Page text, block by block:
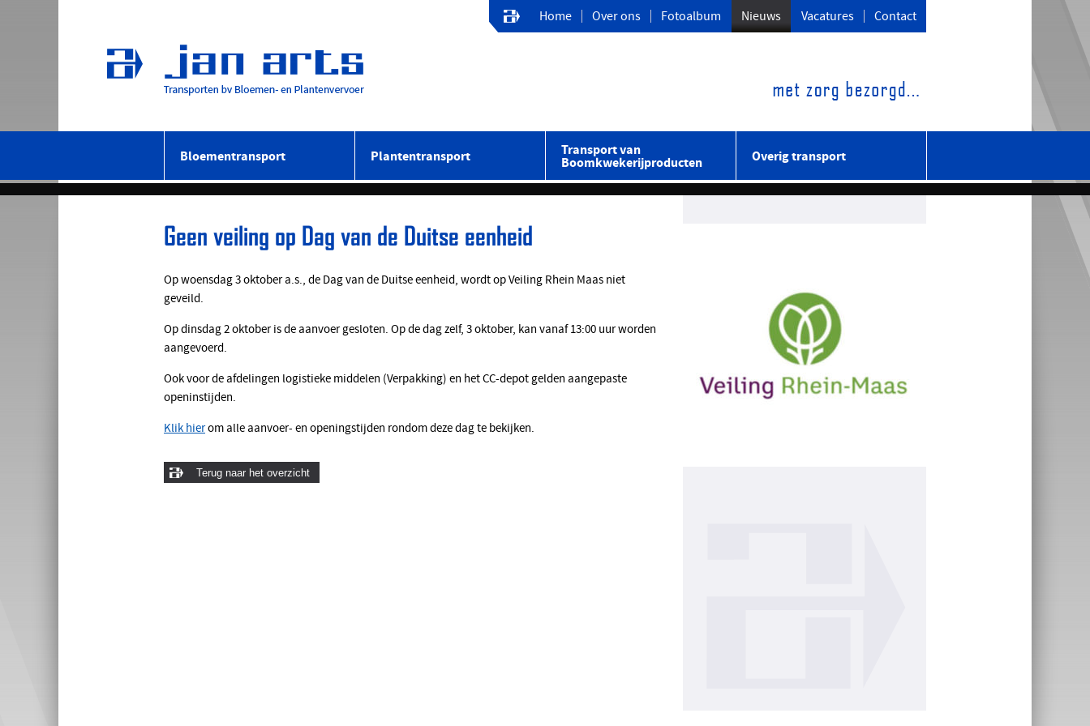
Home Over ons Fotoalbum Nieuws Vacatures Contact
Bloementransport Plantentransport Transport van
Boomkwekerijproducten Overig transport
Geen veiling op Dag van de Duitse eenheid
Op woensdag 3 oktober a.s., de Dag van de Duitse eenheid, wordt op Veiling Rhein Maas niet
geveild.
Op dinsdag 2 oktober is de aanvoer gesloten. Op de dag zelf, 3 oktober, kan vanaf 13:00 uur worden
aangevoerd.
Ook voor de afdelingen logistieke middelen (Verpakking) en het CC-depot gelden aangepaste
openinstijden.
Klik hierom alle aanvoer- en openingstijden rondom deze dag te bekijken.
Terug naar het overzicht